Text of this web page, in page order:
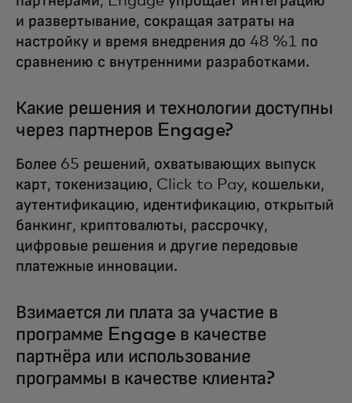
и развертывание, сокращая затраты на
настройку и время внедрения до 48 %1 по
сравнению с внутренними разработками.
Какие решения и технологии доступны
через партнеров Engage?
Более 65 решений, охватывающих выпуск
карт, токенизацию, Click to Pay, кошельки,
аутентификацию, идентификацию, открытый
банкинг, криптовалюты, рассрочку,
цифровые решения и другие передовые
платежные инновации.
Взимается ли плата за участие в
программе Engage в качестве
партнёра или использование
программы в качестве клиента?